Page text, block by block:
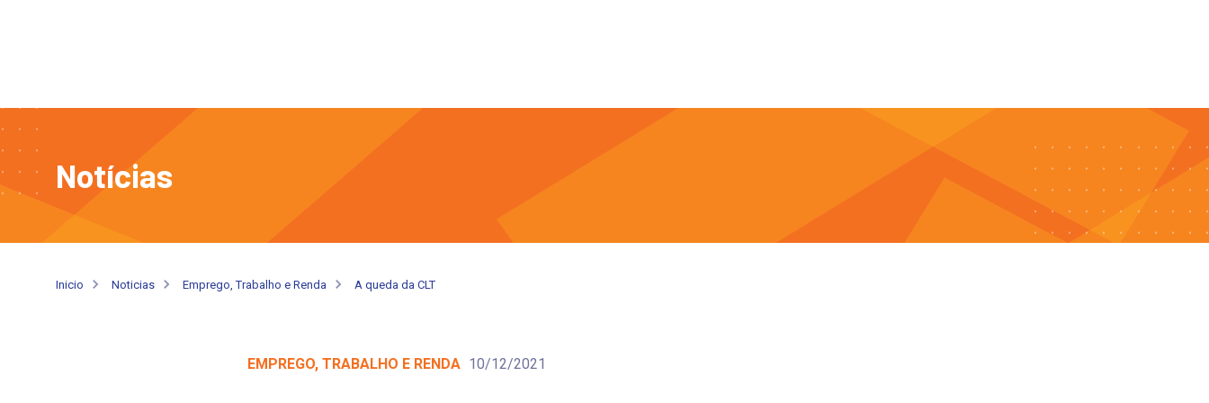
Notícias
Inicio Noticias Emprego, Trabalho e Renda A queda da CLT
EMPREGO, TRABALHO E RENDA 10/12/2021